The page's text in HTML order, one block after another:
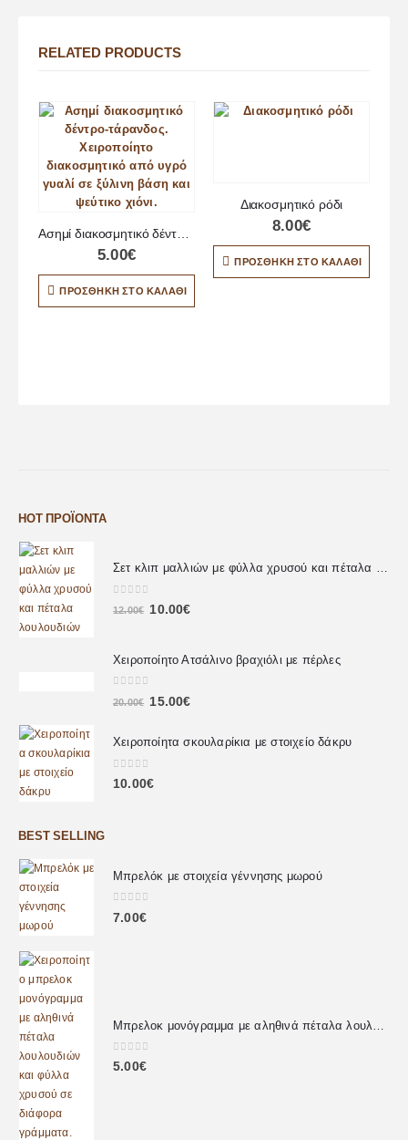
RELATED PRODUCTS
Ασημί διακοσμητικό δέντρο-τάρανδος
5.00€
ΠΡΟΣΘΉΚΗ ΣΤΟ ΚΑΛΆΘΙ
Διακοσμητικό ρόδι
8.00€
ΠΡΟΣΘΉΚΗ ΣΤΟ ΚΑΛΆΘΙ
HOT ΠΡΟΪΌΝΤΑ
Σετ κλιπ μαλλιών με φύλλα χρυσού και πέταλα λουλουδιών
out of 5
12.00€ 10.00€
Χειροποίητο Ατσάλινο βραχιόλι με πέρλες
out of 5
20.00€ 15.00€
Χειροποίητα σκουλαρίκια με στοιχείο δάκρυ
0 out of 5
10.00€
BEST SELLING
Μπρελόκ με στοιχεία γέννησης μωρού
0out of 5
7.00€
0 out of 5
5.00€